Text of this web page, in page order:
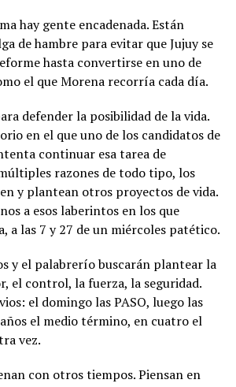
hay gente encadenada. Están
de hambre para evitar que Jujuy se
hasta convertirse en uno de
el que Morena recorría cada día.
defender la posibilidad de la vida.
en el que uno de los candidatos de
continuar esa tarea de
razones de todo tipo, los
y plantean otros proyectos de vida.
a esos laberintos en los que
a las 7 y 27 de un miércoles patético.
y el palabrerío buscarán plantear la
el control, la fuerza, la seguridad.
el domingo las PASO, luego las
el medio término, en cuatro el
vez.
con otros tiempos. Piensan en